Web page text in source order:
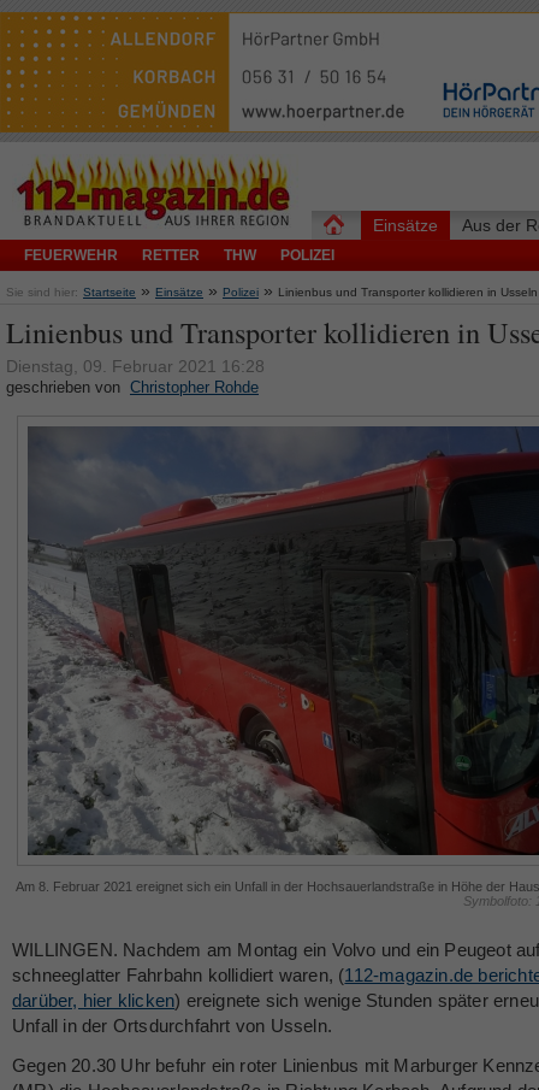
Einsätze
FEUERWEHR RETTER THW POLIZEI
Aus der
Sie sind hier: Startseite » Einsätze » Polizei » Linienbus und Transporter kollidieren in Usseln
Linienbus und Transporter kollidieren in
Dienstag, 09. Februar 2021 16:28
geschrieben von Christopher Rohde
Am 8. Februar 2021 ereignet sich ein Unfall in der Hochsauerlandstraße in Höhe der
Symbolfoto:
WILLINGEN. Nachdem am Montag ein Volvo und ein Peugeot
schneeglatter Fahrbahn kollidiert waren, (112-magazin.de
darüber, hier klicken) ereignete sich wenige Stunden später
Unfall in der Ortsdurchfahrt von Usseln.
Gegen 20.30 Uhr befuhr ein roter Linienbus mit Marburger